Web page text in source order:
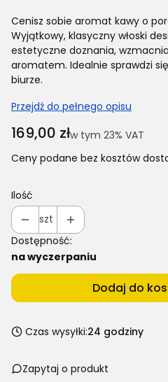
Cenisz sobie aromat kawy o
Wyjątkowy, klasyczny włoski
estetyczne doznania,
aromatem. Idealnie sprawdzi
biurze.
Przejdź do pełnego opisu
Cena
169,00 złw tym 23% VAT
w tym 23% VAT
Ceny podane bez kosztów
Ilość
szt
Dostępność:
na wyczerpaniu
Dodaj do
Czas wysyłki:24 godziny
Zapytaj o produkt